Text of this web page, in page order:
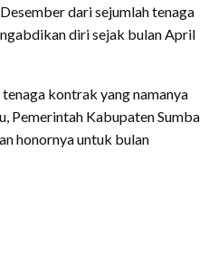
dari sejumlah tenaga
diri sejak bulan April
kontrak yang namanya
Pemerintah Kabupaten Sumba
honornya untuk bulan